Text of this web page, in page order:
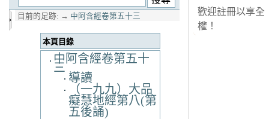
目前的足跡: → 中阿含經卷第五十三
本頁目錄
中阿含經卷第五十
三
導讀
（一九九）大品
癡慧地經第八(第
五後誦)
歡迎註冊以享全
權！